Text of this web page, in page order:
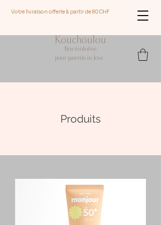
Votre livraison offerte à partir de 80CHF
Kouchoulou
Box évolutive
pour parents in love
Produits